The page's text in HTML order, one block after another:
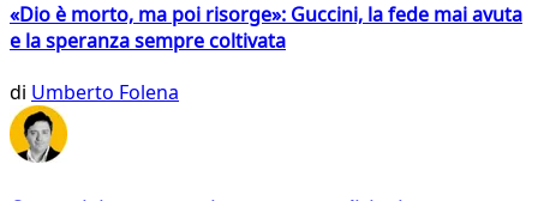
«Dio è morto, ma poi risorge»: Guccini, la fede mai avuta
e la speranza sempre coltivata
di Umberto Folena